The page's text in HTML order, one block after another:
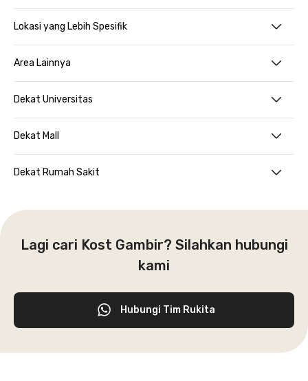
Lokasi yang Lebih Spesifik
Area Lainnya
Dekat Universitas
Dekat Mall
Dekat Rumah Sakit
Lagi cari Kost Gambir? Silahkan hubungi
kami
Hubungi Tim Rukita